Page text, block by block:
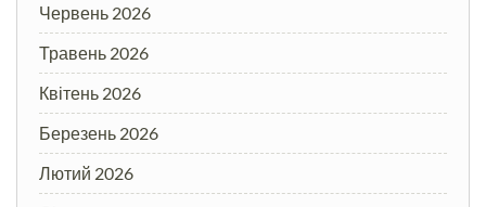
Червень 2026
Травень 2026
Квітень 2026
Березень 2026
Лютий 2026